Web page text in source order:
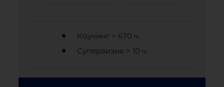
Коучинг > 670 ч.
Супервизия > 10 ч.